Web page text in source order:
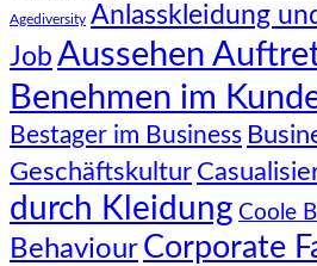
Agediversity Anlasskleidung
Job Aussehen
Benehmen im
Bestager im Business
Geschäftskultur
durch Kleidung Coole
Behaviour Corporate